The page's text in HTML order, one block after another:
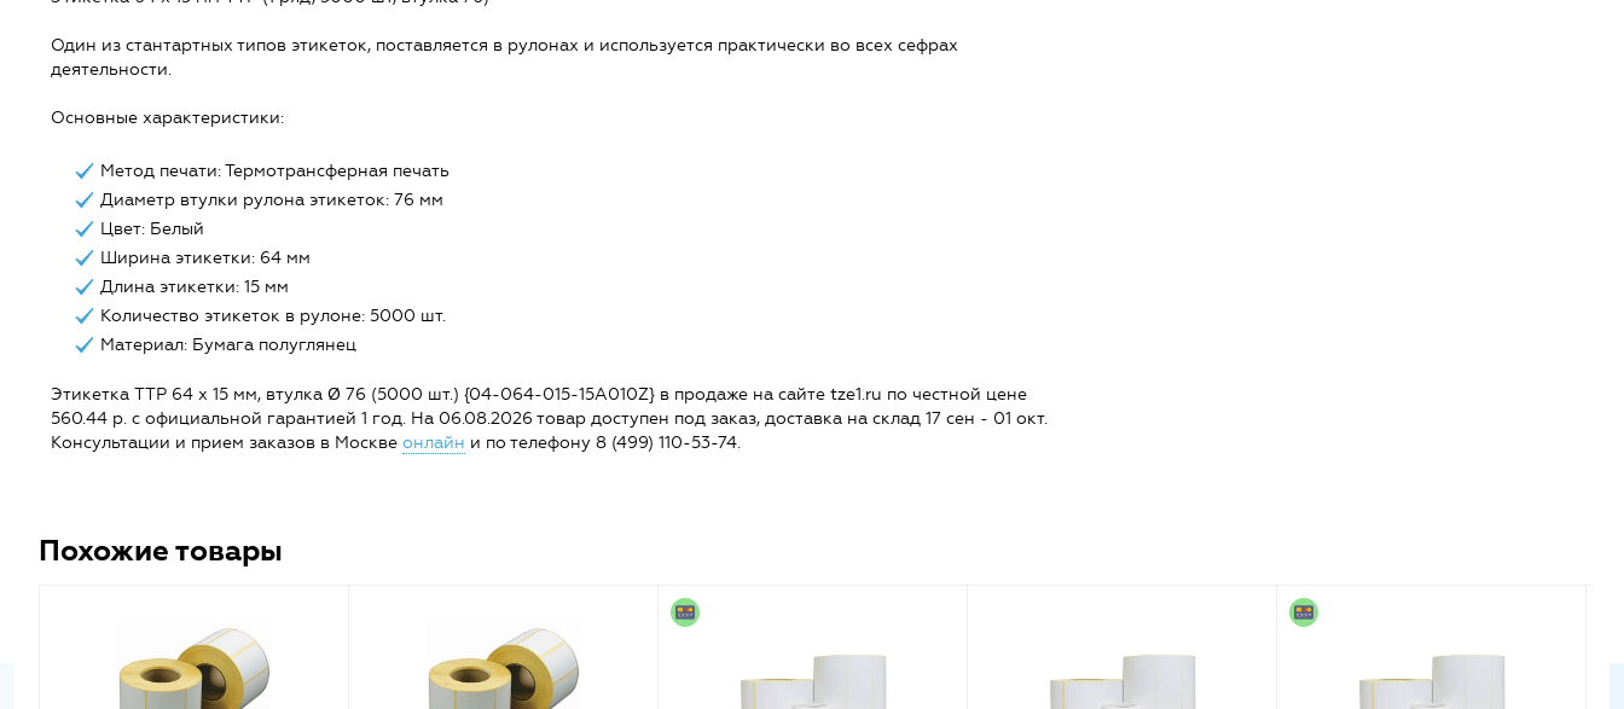
Один из стантартных типов этикеток, поставляется в рулонах и используется практически во всех сефрах
деятельности.
Основные характеристики:
Метод печати: Термотрансферная печать
Диаметр втулки рулона этикеток: 76 мм
Цвет: Белый
Ширина этикетки: 64 мм
Длина этикетки: 15 мм
Количество этикеток в рулоне: 5000 шт.
Материал: Бумага полуглянец
Этикетка TTP 64 х 15 мм, втулка Ø 76 (5000 шт.) {04-064-015-15A010Z} в продаже на сайте tze1.ru по честной цене
560.44 р. с официальной гарантией 1 год. На 06.08.2026 товар доступен под заказ, доставка на склад 17 сен - 01 окт.
Консультации и прием заказов в Москве онлайн и по телефону 8 (499) 110-53-74.
Похожие товары